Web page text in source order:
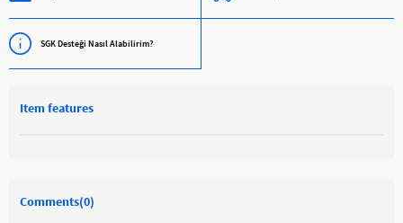
SGK Desteği Nasıl Alabilirim?
Item features
Comments(0)